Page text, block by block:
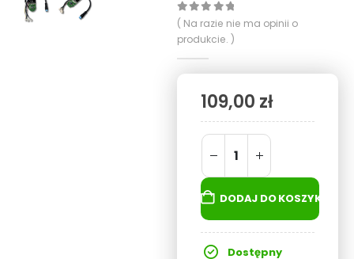
0out of 5
( Na razie nie ma opinii o
produkcie. )
109,00 zł
DODAJ DO KOSZYKA
Dostępny